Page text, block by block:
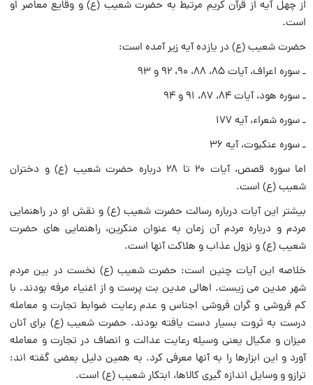
از چهل آیه از قرآن کریم مرتبط به حضرت شعیب (ع) و وقایع معاصر او
است.
حضرت شعیب (ع) در یازده آیه زیر آمده است:
ـ سوره اعراف، آیات 85، 88، 90، 92 و 93
ـ سوره هود، آیات 84، 87، 91 و 94
ـ سوره شعراء، آیه 177
ـ سوره عنکبوت، آیه 36
اما سوره قصص، آیات 20 تا 28 درباره حضرت شعیب (ع) و دختران
شعیب (ع) است.
بیشتر این آیات درباره رسالت حضرت شعیب (ع) و نقش او در راهنمایی
مردم و درباره مردم آن زمان به عنوان منکرین، راهنمایی ‏های حضرت
شعیب (ع) و نزول عذاب و هلاکت آنها است.
خلاصه این آیات چنین است: حضرت شعیب (ع) نخست در بین مردم
شهر مدین می‏ زیست. اهالی مدین بت پرست و از اغنیاء مرفه بودند. با
کم‏ فروشی و گران فروشی اجناس و عدم رعایت ضوابط تجارت و معامله
درست به ثروت بسیار دست یافته بودند. حضرت شعیب (ع) برای آنان
میزان و مکیال یعنی وسیله رعایت عدالت و انصاف در تجارت و معامله
آورد و این ابزارها را به آنها معرفی کرد. به همین دلیل بعضی گفته‏ اند:
ترازو و وسایل اندازه ‏گیری کالاها، ابتکار شعیب (ع) است.